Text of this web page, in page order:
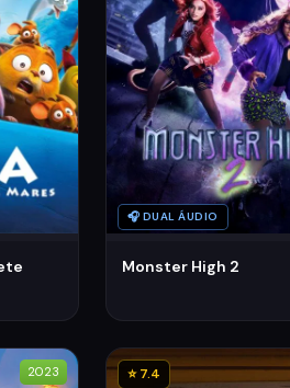
🎧 DUAL ÁUDIO
Monster High 2
2023 ⭐ 7.4